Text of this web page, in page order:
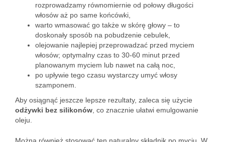
rozprowadzamy równomiernie od połowy długości
włosów aż po same końcówki,
warto wmasować go także w skórę głowy – to
doskonały sposób na pobudzenie cebulek,
olejowanie najlepiej przeprowadzać przed myciem
włosów; optymalny czas to 30-60 minut przed
planowanym myciem lub nawet na całą noc,
po upływie tego czasu wystarczy umyć włosy
szamponem.
Aby osiągnąć jeszcze lepsze rezultaty, zaleca się użycie
odżywki bez silikonów , co znacznie ułatwi emulgowanie
oleju.